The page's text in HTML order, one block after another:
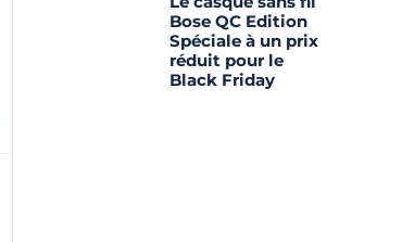
Bose QC Edition
Spéciale à un prix
réduit pour le
Black Friday